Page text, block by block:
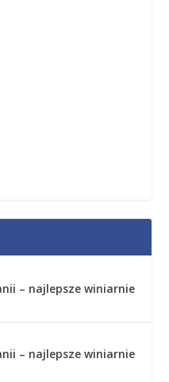
– najlepsze winiarnie
– najlepsze winiarnie